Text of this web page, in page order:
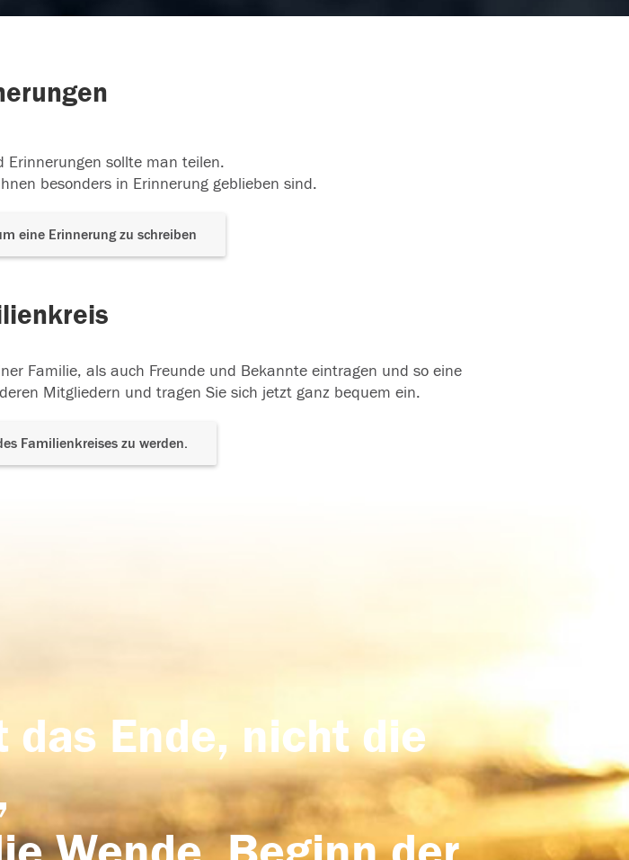
Erinnerungen sollte man teilen.
besonders in Erinnerung geblieben sind.
eine Erinnerung zu schreiben
Familie, als auch Freunde und Bekannte eintragen und so eine
Mitgliedern und tragen Sie sich jetzt ganz bequem ein.
Familienkreises zu werden.
das Ende, nicht die